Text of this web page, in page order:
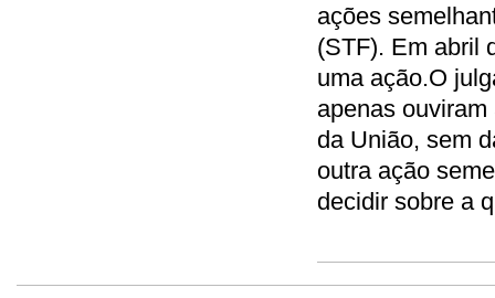
ações
(STF). Em abril
uma ação.O
apenas
da União, sem
outra ação
decidir sobre a